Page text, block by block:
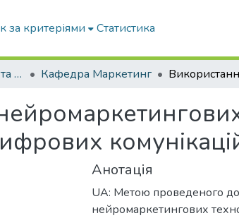
за критеріями Статистика
Факультет Економіки та бізнесу Кафедра Маркетинг
Анотація
UA: Метою проведеного
нейромаркетингових